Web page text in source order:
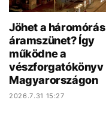
Jöhet a háromórás
áramszünet? Így
működne a
vészforgatókönyv
Magyarországon
2026.7.31 15:27